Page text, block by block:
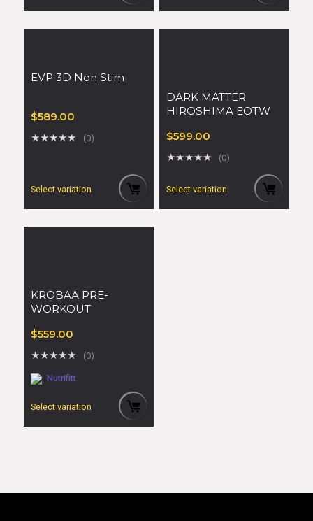
EVP 3D Non Stim
$589.00
★★★★★ (0)
Select variation
DARK MATTER
HIROSHIMA EOTW
$599.00
★★★★★ (0)
Select variation
KROBAA PRE-
WORKOUT
$559.00
★★★★★ (0)
Nutrifitt
Select variation